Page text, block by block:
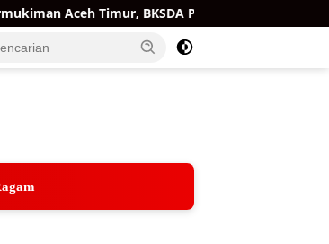
Aceh Timur, BKSDA Pasang Kamera dan